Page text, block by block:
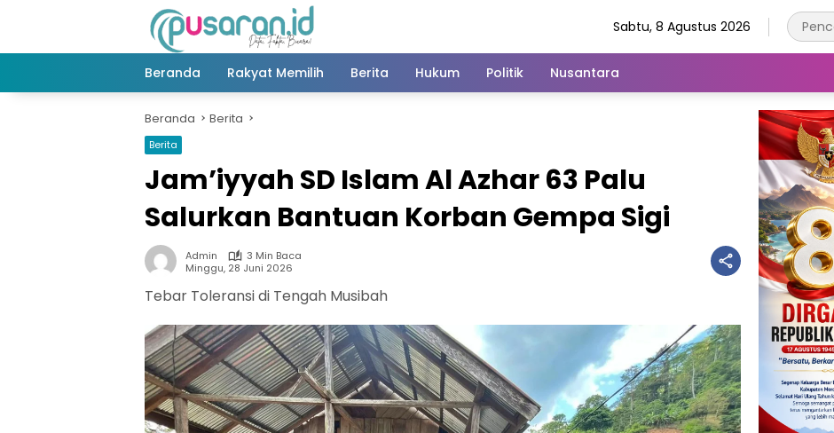
Sabtu, 8 Agustus 2026
Beranda Rakyat Memilih Berita Hukum Politik Nusantara
Beranda Berita
Berita
Jam’iyyah SD Islam Al Azhar 63 Palu
Salurkan Bantuan Korban Gempa Sigi
Admin
3 Min Baca
Minggu, 28 Juni 2026
Tebar Toleransi di Tengah Musibah